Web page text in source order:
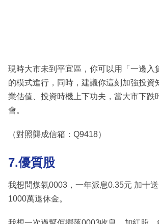
現時大市未到平宜區，你可以用「一邊入
的模式進行，同時，建議你這刻加強投資
業估值、投資時機上下功夫，當大市下跌
會。
（對照龔成信箱：Q9418）
7.優質股
我想問煤氣0003，一年派息0.35元 加十
1000萬退休金。